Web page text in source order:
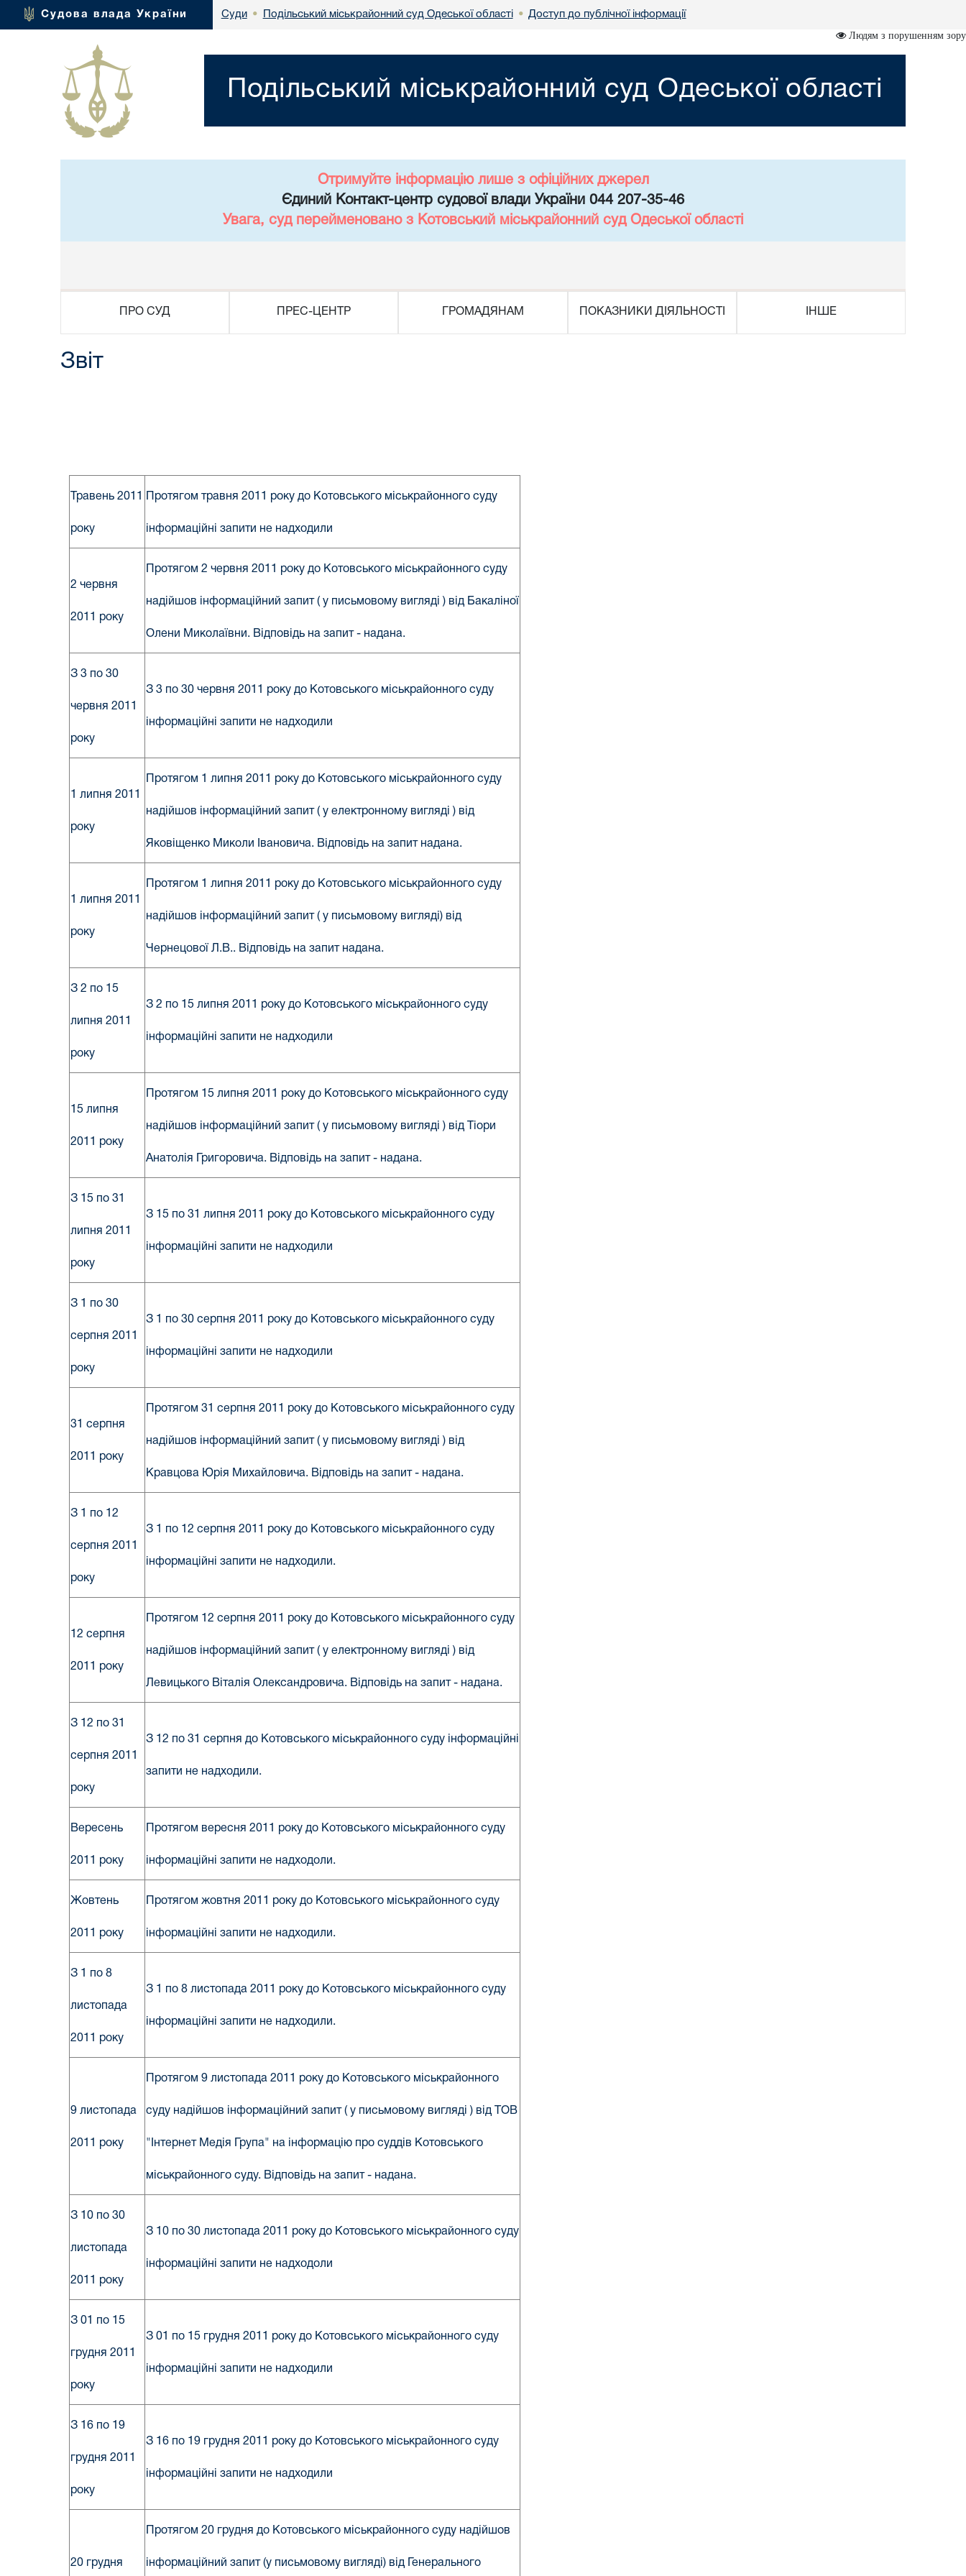
Судова влада України Суди • Подільський міськрайонний суд Одеської області • Доступ до публічної інформації
Людям з порушенням зору
Подільський міськрайонний суд Одеської області
Отримуйте інформацію лише з офіційних джерел
Єдиний Контакт-центр судової влади України 044 207-35-46
Увага, суд перейменовано з Котовський міськрайонний суд Одеської області
ПРО СУД ПРЕС-ЦЕНТР ГРОМАДЯНАМ ПОКАЗНИКИ ДІЯЛЬНОСТІ ІНШЕ
Звіт
Травень 2011
року
Протягом травня 2011 року до Котовського міськрайонного суду
інформаційні запити не надходили
2 червня
2011 року
Протягом 2 червня 2011 року до Котовського міськрайонного суду
надійшов інформаційний запит ( у письмовому вигляді ) від Бакаліної
Олени Миколаївни. Відповідь на запит - надана.
З 3 по 30
червня 2011
року
З 3 по 30 червня 2011 року до Котовського міськрайонного суду
інформаційні запити не надходили
1 липня 2011
року
Протягом 1 липня 2011 року до Котовського міськрайонного суду
надійшов інформаційний запит ( у електронному вигляді ) від
Яковіщенко Миколи Івановича. Відповідь на запит надана.
1 липня 2011
року
Протягом 1 липня 2011 року до Котовського міськрайонного суду
надійшов інформаційний запит ( у письмовому вигляді) від
Чернецової Л.В.. Відповідь на запит надана.
З 2 по 15
липня 2011
року
З 2 по 15 липня 2011 року до Котовського міськрайонного суду
інформаційні запити не надходили
15 липня
2011 року
Протягом 15 липня 2011 року до Котовського міськрайонного суду
надійшов інформаційний запит ( у письмовому вигляді ) від Тіори
Анатолія Григоровича. Відповідь на запит - надана.
З 15 по 31
липня 2011
року
З 15 по 31 липня 2011 року до Котовського міськрайонного суду
інформаційні запити не надходили
З 1 по 30
серпня 2011
року
З 1 по 30 серпня 2011 року до Котовського міськрайонного суду
інформаційні запити не надходили
31 серпня
2011 року
Протягом 31 серпня 2011 року до Котовського міськрайонного суду
надійшов інформаційний запит ( у письмовому вигляді ) від
Кравцова Юрія Михайловича. Відповідь на запит - надана.
З 1 по 12
серпня 2011
року
З 1 по 12 серпня 2011 року до Котовського міськрайонного суду
інформаційні запити не надходили.
12 серпня
2011 року
Протягом 12 серпня 2011 року до Котовського міськрайонного суду
надійшов інформаційний запит ( у електронному вигляді ) від
Левицького Віталія Олександровича. Відповідь на запит - надана.
З 12 по 31
серпня 2011
року
З 12 по 31 серпня до Котовського міськрайонного суду інформаційні
запити не надходили.
Вересень
2011 року
Протягом вересня 2011 року до Котовського міськрайонного суду
інформаційні запити не надходоли.
Жовтень
2011 року
Протягом жовтня 2011 року до Котовського міськрайонного суду
інформаційні запити не надходили.
З 1 по 8
листопада
2011 року
З 1 по 8 листопада 2011 року до Котовського міськрайонного суду
інформаційні запити не надходили.
9 листопада
2011 року
Протягом 9 листопада 2011 року до Котовського міськрайонного
суду надійшов інформаційний запит ( у письмовому вигляді ) від ТОВ
"Інтернет Медія Група" на інформацію про суддів Котовського
міськрайонного суду. Відповідь на запит - надана.
З 10 по 30
листопада
2011 року
З 10 по 30 листопада 2011 року до Котовського міськрайонного суду
інформаційні запити не надходоли
З 01 по 15
грудня 2011
року
З 01 по 15 грудня 2011 року до Котовського міськрайонного суду
інформаційні запити не надходили
З 16 по 19
грудня 2011
року
З 16 по 19 грудня 2011 року до Котовського міськрайонного суду
інформаційні запити не надходили
20 грудня
Протягом 20 грудня до Котовського міськрайонного суду надійшов
інформаційний запит (у письмовому вигляді) від Генерального